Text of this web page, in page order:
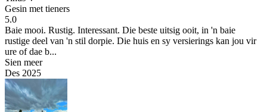
Gesin met tieners
5.0
Baie mooi. Rustig. Interessant. Die beste uitsig ooit, in 'n baie
rustige deel van 'n stil dorpie. Die huis en sy versierings kan jou vir
ure of dae b...
Sien meer
Des 2025